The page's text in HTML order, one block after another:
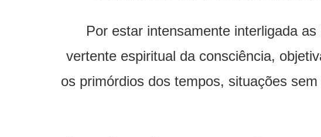
Por estar intensamente interligada
vertente espiritual da consciência,
os primórdios dos tempos, situações